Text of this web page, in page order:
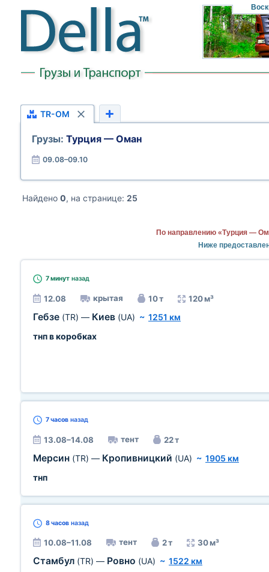
TR-OM
Грузы: Турция — Оман
09.08–09.10
Найдено 0, на странице: 25
По направлению «Турция —
Ниже
7 минут назад
12.08 крытая 10 т 120 м³
Гебзе (TR) — Киев (UA) ~ 1251 км
тнп в коробках
7 часов назад
13.08–14.08 тент 22 т
Мерсин (TR) — Кропивницкий (UA) ~ 1905 км
тнп
8 часов назад
10.08–11.08 тент 2 т 30 м³
Стамбул (TR) — Ровно (UA) ~ 1522 км